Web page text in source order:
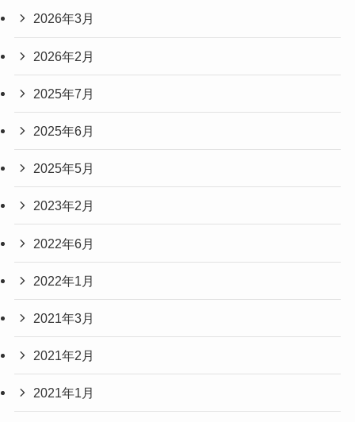
2026年3月
2026年2月
2025年7月
2025年6月
2025年5月
2023年2月
2022年6月
2022年1月
2021年3月
2021年2月
2021年1月